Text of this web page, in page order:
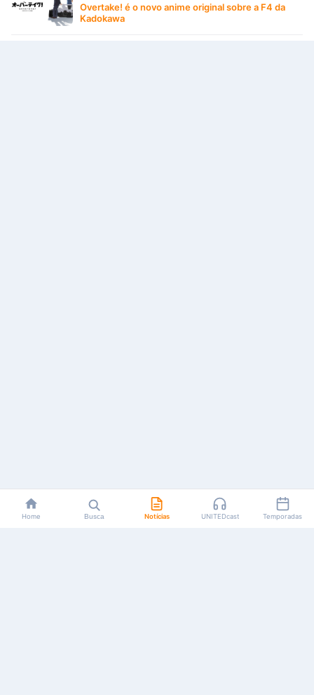
Overtake! é o novo anime original sobre a F4 da
Kadokawa
Home Busca Notícias UNITEDcast Temporadas